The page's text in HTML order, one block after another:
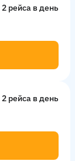
2 рейсa в день
2 рейсa в день